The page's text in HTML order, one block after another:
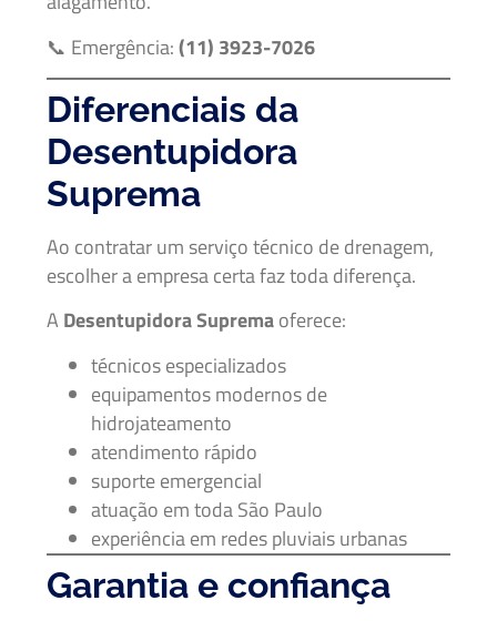
📞 Emergência:(11) 3923-7026
Diferenciais da
Desentupidora
Suprema
Ao contratar um serviço técnico de drenagem,
escolher a empresa certa faz toda diferença.
A Desentupidora Supremaoferece:
técnicos especializados
equipamentos modernos de
hidrojateamento
atendimento rápido
suporte emergencial
atuação em toda São Paulo
experiência em redes pluviais urbanas
Garantia e confiança